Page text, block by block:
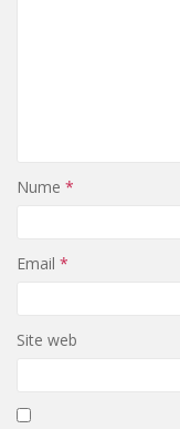
Nume *
Email *
Site web